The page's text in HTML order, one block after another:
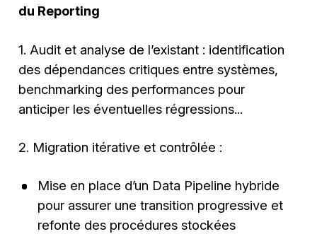
du Reporting
1. Audit et analyse de l’existant : identification
des dépendances critiques entre systèmes,
benchmarking des performances pour
anticiper les éventuelles régressions...
2. Migration itérative et contrôlée :
Mise en place d’un Data Pipeline hybride
pour assurer une transition progressive et
refonte des procédures stockées